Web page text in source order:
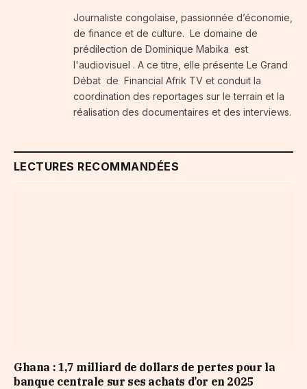
Journaliste congolaise, passionnée d’économie,
de finance et de culture. Le domaine de
prédilection de Dominique Mabika est
l'audiovisuel . A ce titre, elle présente Le Grand
Débat de Financial Afrik TV et conduit la
coordination des reportages sur le terrain et la
réalisation des documentaires et des interviews.
LECTURES RECOMMANDÉES
Ghana : 1,7 milliard de dollars de pertes pour la
banque centrale sur ses achats d’or en 2025